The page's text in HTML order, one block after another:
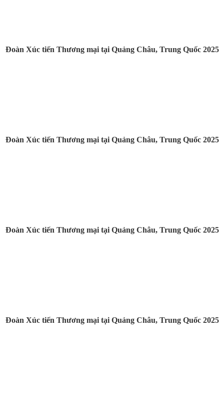
Đoàn Xúc tiến Thương mại tại Quảng Châu, Trung Quốc 2025
Đoàn Xúc tiến Thương mại tại Quảng Châu, Trung Quốc 2025
Đoàn Xúc tiến Thương mại tại Quảng Châu, Trung Quốc 2025
Đoàn Xúc tiến Thương mại tại Quảng Châu, Trung Quốc 2025